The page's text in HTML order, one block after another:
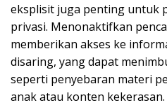
eksplisit juga penting untuk
privasi. Menonaktifkan
memberikan akses ke
disaring, yang dapat
seperti penyebaran materi
anak atau konten